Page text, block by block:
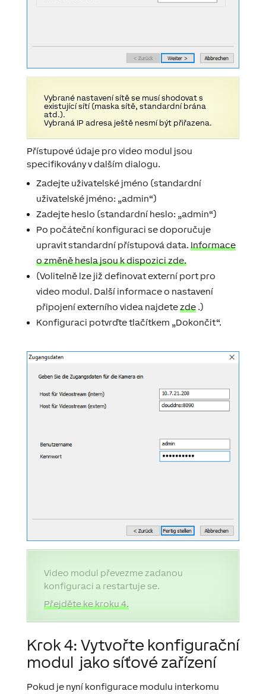
Vybrané nastavení sítě se musí shodovat s
existující sítí (maska ​​sítě, standardní brána
atd.).
Vybraná IP adresa ještě nesmí být přiřazena.
Přístupové údaje pro video modul jsou
specifikovány v dalším dialogu.
Zadejte uživatelské jméno (standardní
uživatelské jméno: „admin“)
Zadejte heslo (standardní heslo: „admin“)
Po počáteční konfiguraci se doporučuje
upravit standardní přístupová data. Informace
o změně hesla jsou k dispozici zde.
(Volitelně lze již definovat externí port pro
video modul. Další informaceo nastavení
připojení externího videa najdetezde.)
Konfiguraci potvrďte tlačítkem „Dokončit“.
Video modul převezme zadanou
konfiguraci a restartuje se.
Přejděte ke kroku 4.
Krok 4: Vytvořte konfigurační
modul jako síťové zařízení
Pokud je nyní konfigurace modulu interkomu